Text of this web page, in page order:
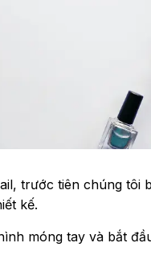
trước tiên chúng tôi
kế.
móng tay và bắt